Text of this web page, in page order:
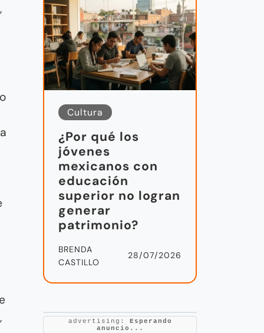
Cultura
¿Por qué los
jóvenes
mexicanos con
educación
superior no logran
generar
patrimonio?
BRENDA
CASTILLO
28/07/2026
advertising:
Esperando
anuncio...